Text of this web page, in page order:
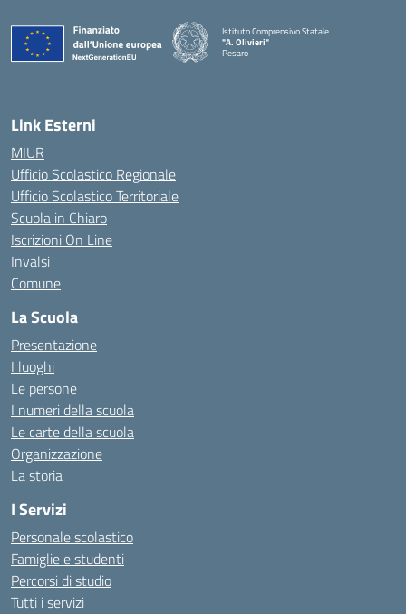
Istituto Comprensivo Statale
"A. Olivieri"
Pesaro
Link Esterni
MIUR
Ufficio Scolastico Regionale
Ufficio Scolastico Territoriale
Scuola in Chiaro
Iscrizioni On Line
Invalsi
Comune
La Scuola
Presentazione
I luoghi
Le persone
I numeri della scuola
Le carte della scuola
Organizzazione
La storia
I Servizi
Personale scolastico
Famiglie e studenti
Percorsi di studio
Tutti i servizi